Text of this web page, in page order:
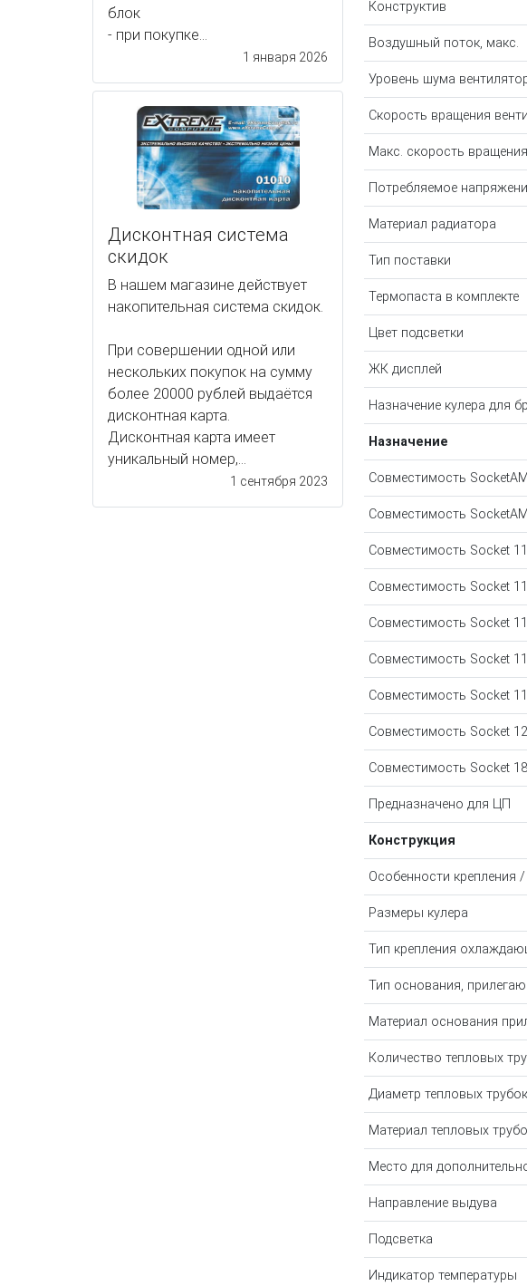
блок
- при покупке...
1 января 2026
Дисконтная система
скидок
В нашем магазине действует
накопительная система скидок.
При совершении одной или
нескольких покупок на сумму
более 20000 рублей выдаётся
дисконтная карта.
Дисконтная карта имеет
уникальный номер,...
1 сентября 2023
Конструктив
Воздушный поток, макс.
Уровень шума
Скорость вращения
Макс. скорость
Потребляемое
Материал радиатора
Тип поставки
Термопаста в комплекте
Цвет подсветки
ЖК дисплей
Назначение кулера для
Назначение
Совместимость
Совместимость
Совместимость Socket
Совместимость Socket
Совместимость Socket
Совместимость Socket
Совместимость Socket
Совместимость Socket
Совместимость Socket
Предназначено для ЦП
Конструкция
Особенности крепления
Размеры кулера
Тип крепления
Тип основания,
Материал основания
Количество тепловых
Диаметр тепловых трубок
Материал тепловых
Место для
Направление выдува
Подсветка
Индикатор температуры